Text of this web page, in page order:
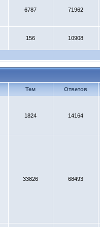
6787 71962
156 10908
Тем Ответов
1824 14164
33826 68493